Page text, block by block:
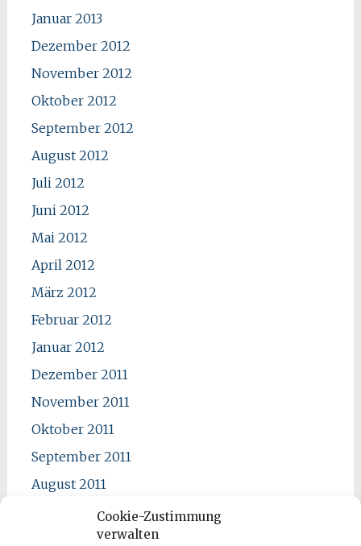
Cookie-Zustimmung
verwalten
Januar 2013
Dezember 2012
November 2012
Oktober 2012
September 2012
August 2012
Juli 2012
Juni 2012
Mai 2012
April 2012
März 2012
Februar 2012
Januar 2012
Dezember 2011
November 2011
Oktober 2011
September 2011
August 2011